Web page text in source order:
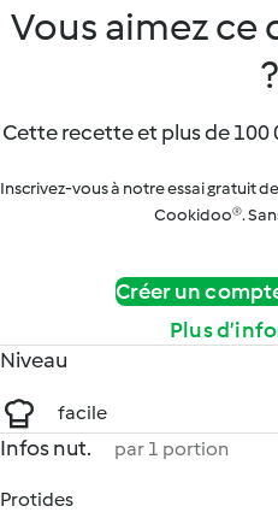
Vous aimez ce
?
Cette recette et plus de
Inscrivez-vous à notre essai gratuit
Cookidoo®.
Créer un
Plus
Niveau
facile
Infos nut. par 1 portion
Protides